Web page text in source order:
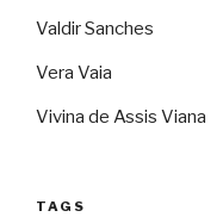
Valdir Sanches
Vera Vaia
Vivina de Assis Viana
TAGS